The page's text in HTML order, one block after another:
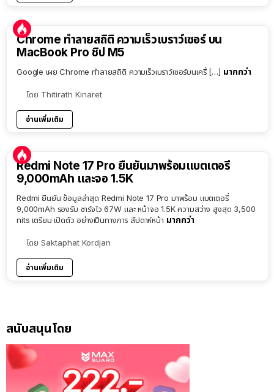
Chrome ทำลายสถิติ ความเร็วเบราว์เซอร์ บน
MacBook Pro ชิป M5
Google เผย Chrome ทำลายสถิติ ความเร็วเบราว์เซอร์บนเครื่ […] มากกว่า
โดย Thitirath Kinaret
อ่านเพิ่มเติม
Redmi Note 17 Pro ยืนยันมาพร้อมแบตเตอรี่
9,000mAh และจอ 1.5K
Redmi ยืนยัน ข้อมูลล่าสุด Redmi Note 17 Pro มาพร้อม แบตเตอรี่
9,000mAh รองรับ ชาร์จไว 67W และ หน้าจอ 1.5K ความสว่าง สูงสุด 3,500
nits เตรียม เปิดตัว อย่างเป็นทางการ สัปดาห์หน้า มากกว่า
โดย Saktaphat Kordjan
อ่านเพิ่มเติม
สนับสนุนโดย